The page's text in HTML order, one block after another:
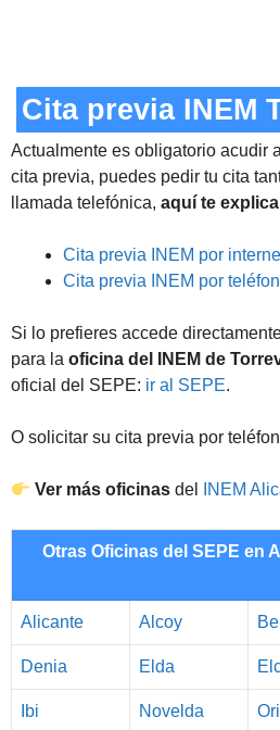
Cita previa INEM
Actualmente es obligatorio acudir
cita previa, puedes pedir tu cita
llamada telefónica, aquí te
Cita previa INEM por
Cita previa INEM por
Si lo prefieres accede
para la oficina del INEM de
oficial del SEPE: ir al SEPE.
O solicitar su cita previa por
Ver más oficinas del INEM
Otras Oficinas del SEPE en
Alicante Alcoy
Denia Elda
Ibi Novelda